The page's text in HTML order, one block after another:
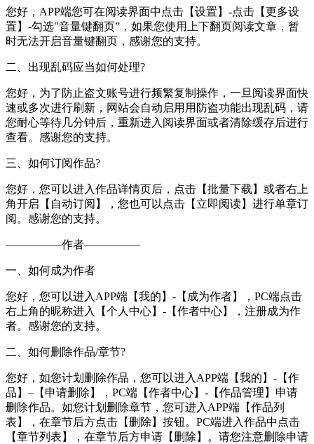
您好，APP端您可在阅读界面中点击【设置】-点击【更多设
置】-勾选"音量键翻页”，如果您使用上下翻页阅读文章，暂
时无法开启音量键翻页，感谢您的支持。
二、出现乱码应当如何处理?
您好，为了防止盗文账号进行频繁复制操作，一旦阅读界面快
速或多次进行刷新，网站会自动启用用防盗功能出现乱码，请
您耐心等待几分钟后，重新进入阅读界面或者清除缓存后进行
查看。感谢您的支持。
三、如何订阅作品?
您好，您可以进入作品详情页后，点击【批量下载】或者右上
角开启【自动订阅】，您也可以点击【立即阅读】进行单章订
阅。感谢您的支持。
—————作者—————
一、如何成为作者
您好，您可以进入APP端【我的】-【成为作者】，PC端点击
右上角的昵称进入【个人中心】-【作者中心】，注册成为作
者。感谢您的支持。
二、如何删除作品/章节?
您好，如您计划删除作品，您可以进入APP端【我的】-【作
品】–【申请删除】，PC端【作者中心】-【作品管理】申请
删除作品。如您计划删除章节，您可进入APP端【作品列
表】，在章节后方点击【删除】按钮。PC端进入作品中点击
【章节列表】，在章节后方申请【删除】。请您注意删除申请